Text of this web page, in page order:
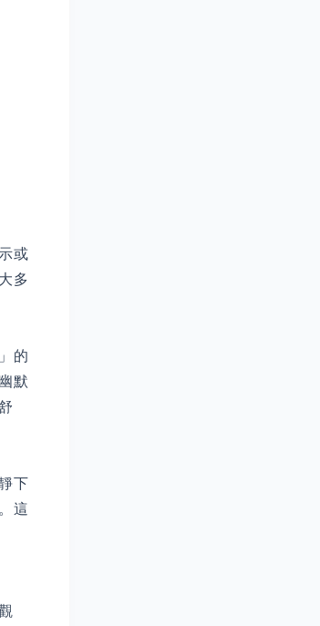
或
多
的
默
下
這